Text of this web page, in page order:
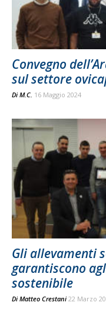
Convegno
sul settore
Di M.C. 16 Maggio 2024
Gli allevamenti
garantiscono
sostenibile
Di Matteo Crestani 22 Marzo